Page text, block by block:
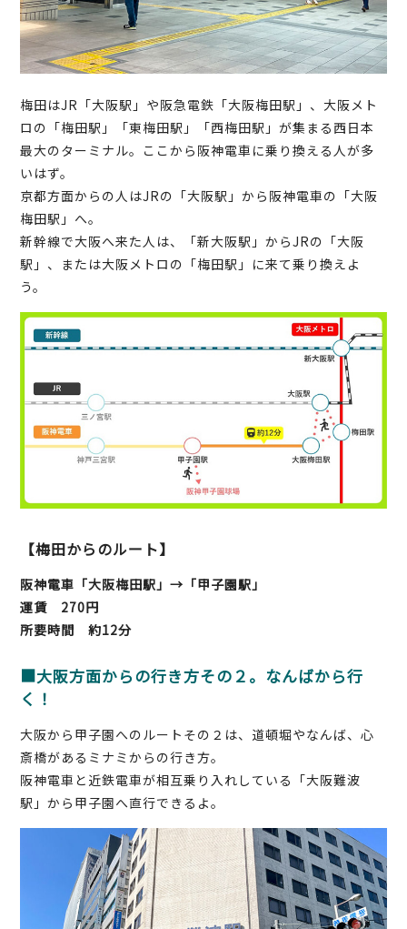
梅田はJR「大阪駅」や阪急電鉄「大阪梅田駅」、大阪メト
ロの「梅田駅」「東梅田駅」「西梅田駅」が集まる西日本
最大のターミナル。ここから阪神電車に乗り換える人が多
いはず。
京都方面からの人はJRの「大阪駅」から阪神電車の「大阪
梅田駅」へ。
新幹線で大阪へ来た人は、「新大阪駅」からJRの「大阪
駅」、または大阪メトロの「梅田駅」に来て乗り換えよ
う。
【梅田からのルート】
阪神電車「大阪梅田駅」→「甲子園駅」
運賃 270円
所要時間 約12分
■大阪方面からの行き方その２。なんばから行
く！
大阪から甲子園へのルートその２は、道頓堀やなんば、心
斎橋があるミナミからの行き方。
阪神電車と近鉄電車が相互乗り入れしている「大阪難波
駅」から甲子園へ直行できるよ。